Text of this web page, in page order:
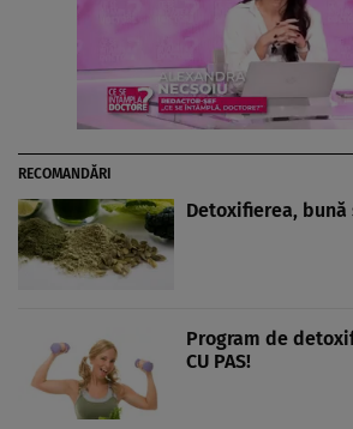
RECOMANDĂRI
Detoxifierea, bună
Program de
CU PAS!